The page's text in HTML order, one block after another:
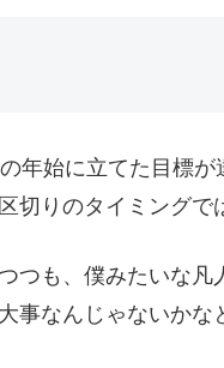
年始に立てた目標
切りのタイミングで
つも、僕みたいな
事なんじゃないかな